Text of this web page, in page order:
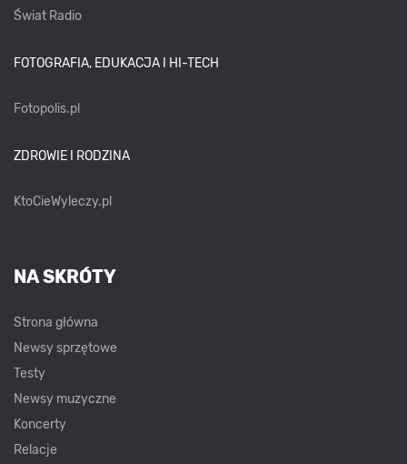
Świat Radio
FOTOGRAFIA, EDUKACJA I HI-TECH
Fotopolis.pl
ZDROWIE I RODZINA
KtoCieWyleczy.pl
NA SKRÓTY
Strona główna
Newsy sprzętowe
Testy
Newsy muzyczne
Koncerty
Relacje